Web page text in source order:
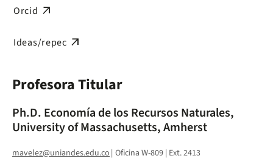
Orcid arrow_outward
Ideas/repec arrow_outward
Profesora Titular
Ph.D. Economía de los Recursos Naturales,
University of Massachusetts, Amherst
mavelez@uniandes.edu.co| Oficina W-809 | Ext. 2413